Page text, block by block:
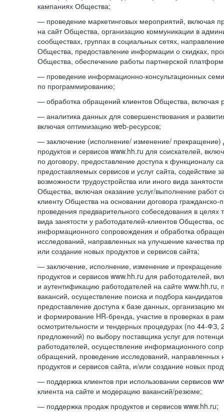
кампаниях Общества;
— проведение маркетинговых мероприятий, включая
на сайт Общества, организацию коммуникации в
сообществах, группах в социальных сетях,
Общества, предоставление информации о скидках,
Общества, обеспечение работы партнерской
— проведение информационно-консультационных
по программированию;
— обработка обращений клиентов Общества, включая
— аналитика данных для совершенствования и
включая оптимизацию web-ресурсов;
— заключение (исполнение/ изменение/ прекращение)
продуктов и сервисов www.hh.ru для соискателей,
по договору, предоставление доступа к функционалу
предоставляемых сервисов и услуг сайта, содействие
возможности трудоустройства или иного вида
Общества, включая оказание услуг/выполнение работ
клиенту Общества на основании договора гражданско-
проведения предварительного собеседования в целях
вида занятости у работодателей-клиентов Общества,
информационного сопровождения и обработка
исследований, направленных на улучшение качества
или создание новых продуктов и сервисов сайта;
— заключение, исполнение, изменение и прекращение
продуктов и сервисов www.hh.ru для работодателей,
и аутентификацию работодателей на сайте www.hh.ru,
вакансий, осуществление поиска и подбора
предоставление доступа к базе данных, организацию
и формирование HR-бренда, участие в проверках в
осмотрительности и тендерных процедурах (по 44-ФЗ,
предложений) по выбору поставщика услуг для
работодателей, осуществление информационного
обращений, проведение исследований, направленных
продуктов и сервисов сайта, и/или создание новых
— поддержка клиентов при использовании сервисов
клиента на сайте и модерацию вакансий/резюме;
— поддержка продаж продуктов и сервисов www.hh.ru;